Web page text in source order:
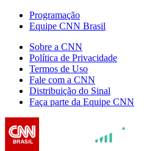
Programação
Equipe CNN Brasil
Sobre a CNN
Política de Privacidade
Termos de Uso
Fale com a CNN
Distribuição do Sinal
Faça parte da Equipe CNN